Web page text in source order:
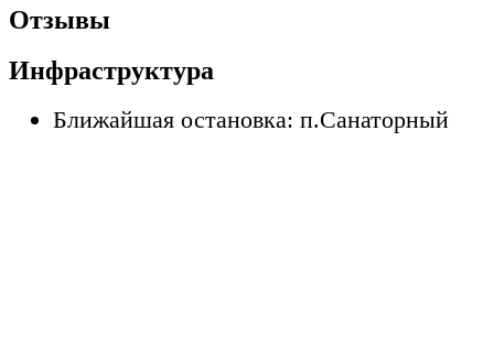
Отзывы
Инфраструктура
Ближайшая остановка: п.Санаторный